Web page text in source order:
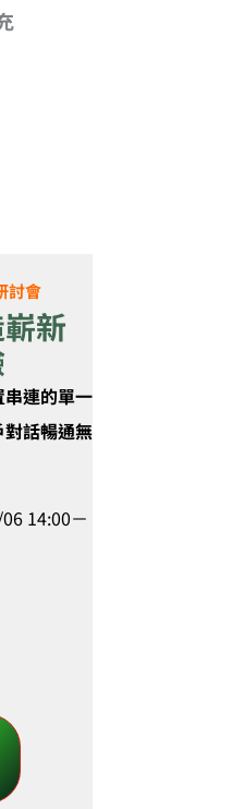
討會
新
連的單一
話暢通無
14:00－